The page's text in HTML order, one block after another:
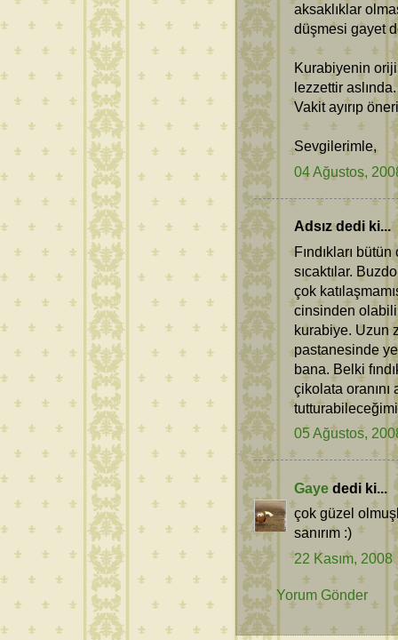
aksaklıklar
düşmesi gayet
Kurabiyenin
lezzettir
Vakit ayırıp
Sevgilerimle,
04 Ağustos,
Adsız dedi ki...
Fındıkları
sıcaktılar.
çok
cinsinden
kurabiye. Uzun
pastanesinde
bana. Belki
çikolata oranını
05 Ağustos,
Gaye dedi ki...
çok güzel
sanırım :)
22 Kasım, 2008
Yorum Gönder